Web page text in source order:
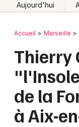
Aujourd'hui
Publier un
Grands
Activité &
Bordeaux
Colmar
Lille
Lyon
Retour
Accueil Marseille
Thierry
de la
à Aix-
Où ?
Provence-Alpes-
Changer de lieu
Quand ?
Aujourd'hui